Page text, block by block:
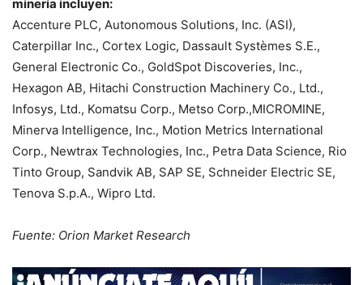
minería incluyen:
Accenture PLC, Autonomous Solutions, Inc. (ASI),
Caterpillar Inc., Cortex Logic, Dassault Systèmes S.E.,
General Electronic Co., GoldSpot Discoveries, Inc.,
Hexagon AB, Hitachi Construction Machinery Co., Ltd.,
Infosys, Ltd., Komatsu Corp., Metso Corp.,MICROMINE,
Minerva Intelligence, Inc., Motion Metrics International
Corp., Newtrax Technologies, Inc., Petra Data Science, Rio
Tinto Group, Sandvik AB, SAP SE, Schneider Electric SE,
Tenova S.p.A., Wipro Ltd.
Fuente: Orion Market Research